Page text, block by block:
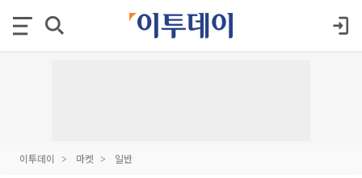
이투데이 마켓 일반